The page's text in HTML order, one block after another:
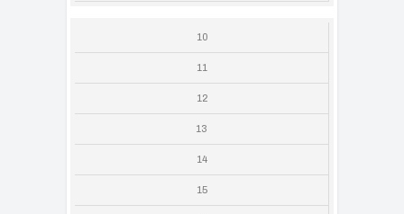
10
11
12
13
14
15